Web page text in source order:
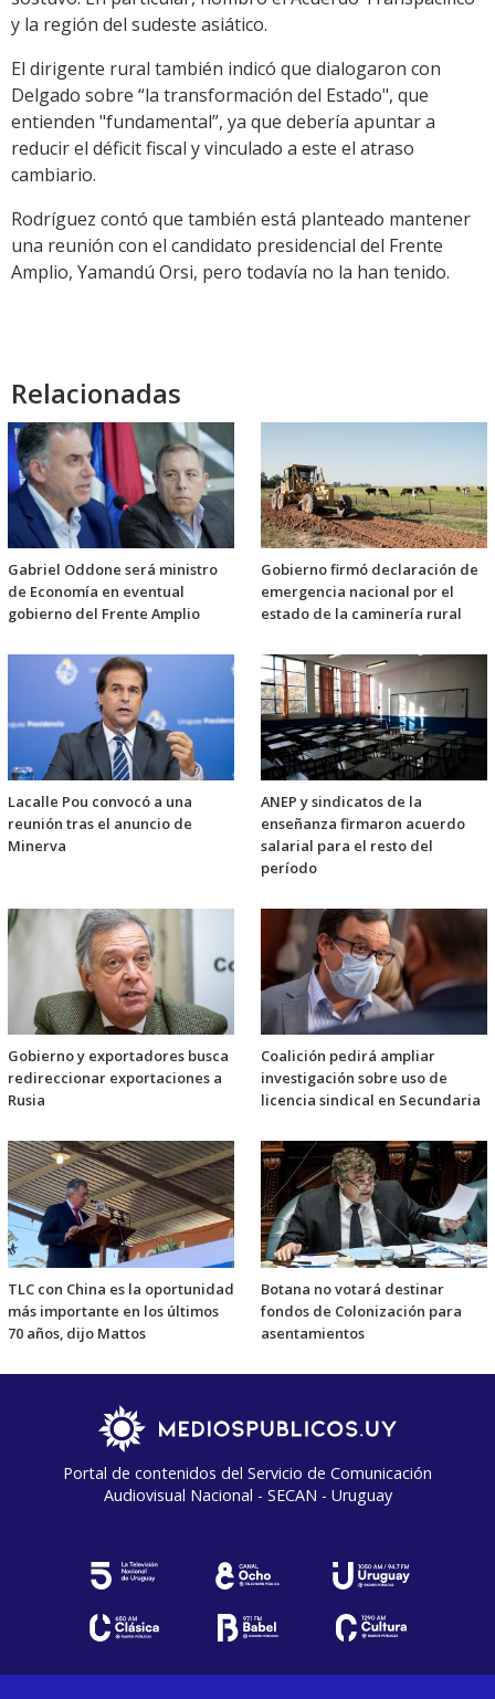
y la región del sudeste asiático.
El dirigente rural también indicó que dialogaron con
Delgado sobre “la transformación del Estado", que
entienden "fundamental”, ya que debería apuntar a
reducir el déficit fiscal y vinculado a este el atraso
cambiario.
Rodríguez contó que también está planteado mantener
una reunión con el candidato presidencial del Frente
Amplio, Yamandú Orsi, pero todavía no la han tenido.
Relacionadas
Gabriel Oddone será ministro
de Economía en eventual
gobierno del Frente Amplio
Gobierno firmó declaración de
emergencia nacional por el
estado de la caminería rural
Lacalle Pou convocó a una
reunión tras el anuncio de
Minerva
ANEP y sindicatos de la
enseñanza firmaron acuerdo
salarial para el resto del
período
Gobierno y exportadores busca
redireccionar exportaciones a
Rusia
Coalición pedirá ampliar
investigación sobre uso de
licencia sindical en Secundaria
TLC con China es la oportunidad
más importante en los últimos
70 años, dijo Mattos
Botana no votará destinar
fondos de Colonización para
asentamientos
Portal de contenidos del Servicio de Comunicación
Audiovisual Nacional - SECAN - Uruguay